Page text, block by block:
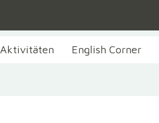
Aktivitäten English Corner